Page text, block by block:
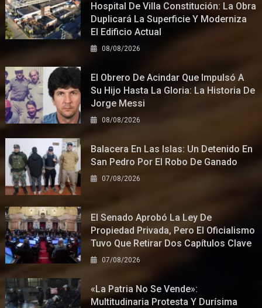
Hospital De Villa Constitución: La Obra
Duplicará La Superficie Y Moderniza
El Edificio Actual
08/08/2026
El Obrero De Acindar Que Impulsó A
Su Hijo Hasta La Gloria: La Historia De
Jorge Messi
08/08/2026
Balacera En Las Islas: Un Detenido En
San Pedro Por El Robo De Ganado
07/08/2026
El Senado Aprobó La Ley De
Propiedad Privada, Pero El Oficialismo
Tuvo Que Retirar Dos Capítulos Clave
07/08/2026
«La Patria No Se Vende»:
Multitudinaria Protesta Y Durísima